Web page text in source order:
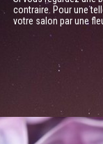
contraire. Pour une
votre salon par une